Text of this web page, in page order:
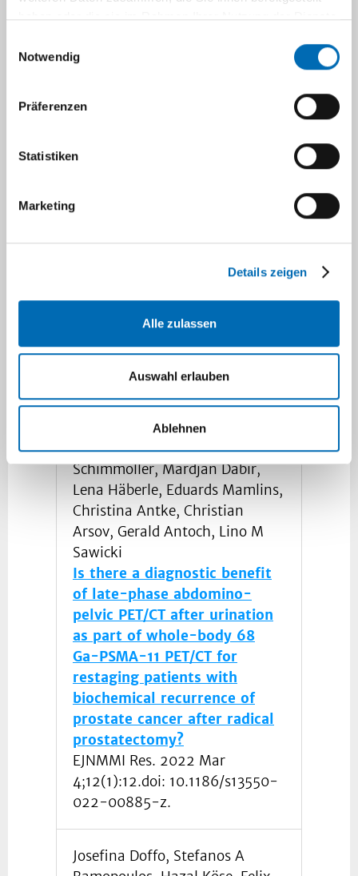
haben oder die sie im Rahmen Ihrer Nutzung der Dienste
Notwendig
Präferenzen
Statistiken
Marketing
Details zeigen
Alle zulassen
Auswahl erlauben
Ablehnen
003
Mar;60(3):419-521.doi:
Esposito I, Haeberle L
Nonmucinous Cystic Lesions
1;146(3):312-321.doi:
10.5858/arpa.2020-0446-RA.
Janna Morawitz, Julian
Kirchner, Johannes Hertelendy,
Christina Loberg, Lars
Schimmöller, Mardjan Dabir,
Lena Häberle, Eduards Mamlins,
Christina Antke, Christian
Arsov, Gerald Antoch, Lino M
Sawicki
Is there a diagnostic benefit
of late-phase abdomino-
pelvic PET/CT after urination
as part of whole-body 68
Ga-PSMA-11 PET/CT for
restaging patients with
biochemical recurrence of
prostate cancer after radical
prostatectomy?
EJNMMI Res. 2022 Mar
4;12(1):12.doi: 10.1186/s13550-
022-00885-z.
Josefina Doffo, Stefanos A